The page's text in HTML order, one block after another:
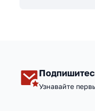
Узнавайте